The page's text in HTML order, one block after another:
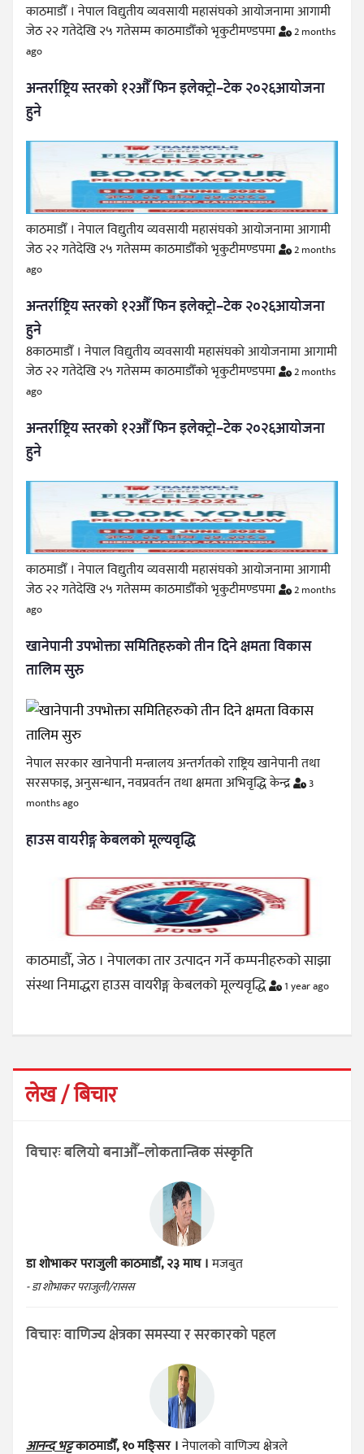
काठमाडौँ । नेपाल विद्युतीय व्यवसायी महासंघको आयोजनामा आगामी
जेठ २२ गतेदेखि २५ गतेसम्म काठमाडौँको भृकुटीमण्डपमा
2 months
ago
अन्तर्राष्ट्रिय स्तरको १२औँ फिन इलेक्ट्रो–टेक २०२६आयोजना
हुने
काठमाडौँ । नेपाल विद्युतीय व्यवसायी महासंघको आयोजनामा आगामी
जेठ २२ गतेदेखि २५ गतेसम्म काठमाडौँको भृकुटीमण्डपमा
2 months
ago
अन्तर्राष्ट्रिय स्तरको १२औँ फिन इलेक्ट्रो–टेक २०२६आयोजना
हुने
8काठमाडौँ । नेपाल विद्युतीय व्यवसायी महासंघको आयोजनामा आगामी
जेठ २२ गतेदेखि २५ गतेसम्म काठमाडौँको भृकुटीमण्डपमा
2 months
ago
अन्तर्राष्ट्रिय स्तरको १२औँ फिन इलेक्ट्रो–टेक २०२६आयोजना
हुने
काठमाडौँ । नेपाल विद्युतीय व्यवसायी महासंघको आयोजनामा आगामी
जेठ २२ गतेदेखि २५ गतेसम्म काठमाडौँको भृकुटीमण्डपमा
2 months
ago
खानेपानी उपभोक्ता समितिहरुको तीन दिने क्षमता विकास
तालिम सुरु
नेपाल सरकार खानेपानी मन्त्रालय अन्तर्गतको राष्ट्रिय खानेपानी तथा
सरसफाइ, अनुसन्धान, नवप्रवर्तन तथा क्षमता अभिवृद्धि केन्द्र
3
months ago
हाउस वायरीङ्ग केबलको मूल्यवृद्धि
काठमाडौँ, जेठ । नेपालका तार उत्पादन गर्ने कम्पनीहरुको साझा
संस्था निमाद्धरा हाउस वायरीङ्ग केबलको मूल्यवृद्धि
1 year ago
लेख / बिचार
विचारः बलियो बनाऔँ–लोकतान्त्रिक संस्कृति
डा शोभाकर पराजुलीकाठमाडौँ, २३ माघ ।मजबुत
- डा शोभाकर पराजुली/रासस
विचारः वाणिज्य क्षेत्रका समस्या र सरकारको पहल
आनन्द भट्टकाठमाडौँ, १० मङ्सिर ।नेपालको वाणिज्य क्षेत्रले